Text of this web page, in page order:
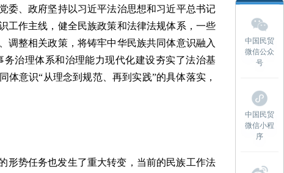
委、政府坚持以习近平法治思想和习近平总书记
工作主线，健全民族政策和法律法规体系，一些
调整相关政策，将铸牢中华民族共同体意识融入
治理体系和治理能力现代化建设夯实了法治基
意识“从理念到规范、再到实践”的具体落实，
形势任务也发生了重大转变，当前的民族工作法
中国民贸
微信公众
号
中国民贸
微信小程
序